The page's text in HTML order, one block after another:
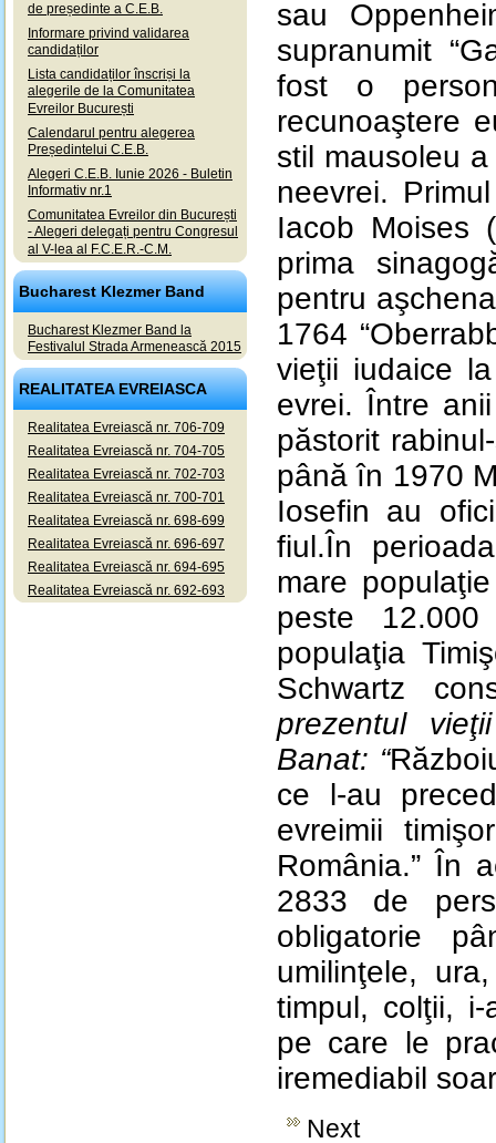
de președinte a C.E.B.
Informare privind validarea
candidaților
Lista candidaților înscriși la
alegerile de la Comunitatea
Evreilor București
Calendarul pentru alegerea
Președintelui C.E.B.
Alegeri C.E.B. Iunie 2026 - Buletin
Informativ nr.1
Comunitatea Evreilor din București
- Alegeri delegați pentru Congresul
al V-lea al F.C.E.R.-C.M.
Bucharest Klezmer Band
Bucharest Klezmer Band la
Festivalul Strada Armenească 2015
REALITATEA EVREIASCA
Realitatea Evreiască nr. 706-709
Realitatea Evreiască nr. 704-705
Realitatea Evreiască nr. 702-703
Realitatea Evreiască nr. 700-701
Realitatea Evreiască nr. 698-699
Realitatea Evreiască nr. 696-697
Realitatea Evreiască nr. 694-695
Realitatea Evreiască nr. 692-693
sau
supranumit
fost o
recunoaştere
stil mausoleu
neevrei.
Iacob Moises
prima
pentru
1764
vieţii iudaice
evrei. Între
păstorit
până în 1970
Iosefin au
fiul.În
mare
peste
populaţia
Schwartz
prezentul
Banat: “
ce l-au
evreimii
România.” În
2833 de
obligatorie
umilinţele,
timpul, colţii,
pe care le
iremediabil
Next